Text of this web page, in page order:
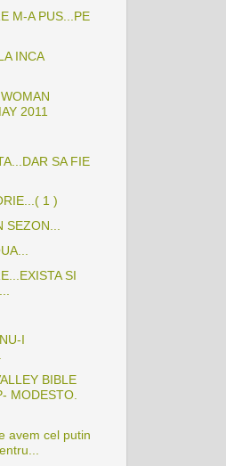
M-A PUS...PE
INCA
2011
SA FIE
1 )
SI
I
BIBLE
MODESTO.
avem cel putin